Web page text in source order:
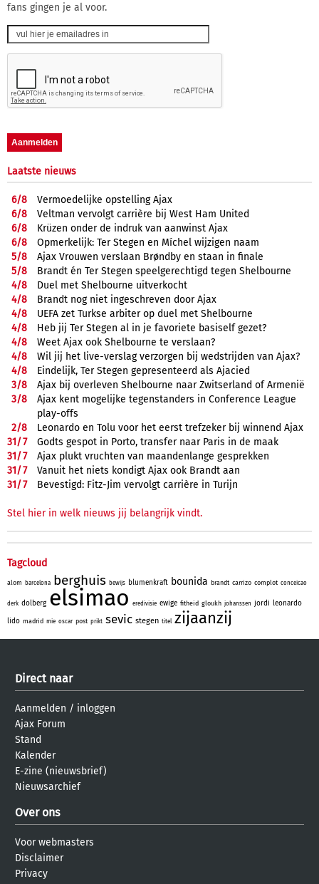
fans gingen je al voor.
Laatste nieuws
6/8
Vermoedelijke opstelling Ajax
6/8
Veltman vervolgt carrière bij West Ham United
6/8
Krüzen onder de indruk van aanwinst Ajax
6/8
Opmerkelijk: Ter Stegen en Míchel wijzigen naam
5/8
Ajax Vrouwen verslaan Brøndby en staan in finale
5/8
Brandt én Ter Stegen speelgerechtigd tegen Shelbourne
4/8
Duel met Shelbourne uitverkocht
4/8
Brandt nog niet ingeschreven door Ajax
4/8
UEFA zet Turkse arbiter op duel met Shelbourne
4/8
Heb jij Ter Stegen al in je favoriete basiself gezet?
4/8
Weet Ajax ook Shelbourne te verslaan?
4/8
Wil jij het live-verslag verzorgen bij wedstrijden van Ajax?
4/8
Eindelijk, Ter Stegen gepresenteerd als Ajacied
3/8
Ajax bij overleven Shelbourne naar Zwitserland of Armenië
3/8
Ajax kent mogelijke tegenstanders in Conference League
play-offs
2/8
Leonardo en Tolu voor het eerst trefzeker bij winnend Ajax
31/7
Godts gespot in Porto, transfer naar Paris in de maak
31/7
Ajax plukt vruchten van maandenlange gesprekken
31/7
Vanuit het niets kondigt Ajax ook Brandt aan
31/7 Bevestigd: Fitz-Jim vervolgt carrière in Turijn
Stel hier in welk nieuws jij belangrijk vindt.
Tagcloud
alom barcelona berghuis bewijs blumenkraft bounida brandt carrizo complot conceicao
derk dolberg elsimao eredivisie ewige fitheid gloukh johanssen jordi leonardo
lido madrid mie oscar post prikt sevic stegen titel zijaanzij
Direct naar
Aanmelden / inloggen
Ajax Forum
Stand
Kalender
E-zine (nieuwsbrief)
Nieuwsarchief
Over ons
Voor webmasters
Disclaimer
Privacy